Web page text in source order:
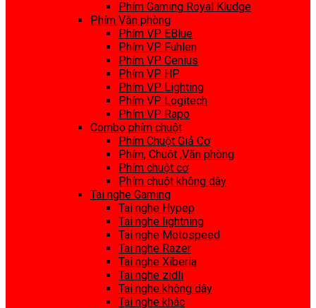
Phím Gaming Royal Kludge
Phím Văn phòng
Phím VP EBlue
Phím VP Fuhlen
Phím VP Genius
Phím VP HP
Phím VP Lighting
Phím VP Logitech
Phím VP Rapo
Combo phím chuột
Phím Chuột Giả Cơ
Phím, Chuột ,Văn phòng
Phím chuột cơ
Phím chuột không dây
Tai nghe Gaming
Tai nghe Hypep
Tai nghe lightning
Tai nghe Motospeed
Tai nghe Razer
Tai nghe Xiberia
Tai nghe zidli
Tai nghe không dây
Tai nghe khác